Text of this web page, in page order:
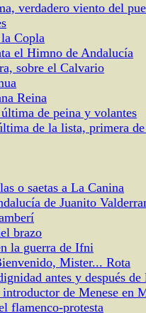
verdadero viento del
Copla
el Himno de Andalucía
sobre el Calvario
Reina
de peina y volantes
de la lista, primera
o saetas a La Canina
de Juanito
brazo
la guerra de Ifni
Mister... Rota
antes y después
de Menese en
flamenco-protesta